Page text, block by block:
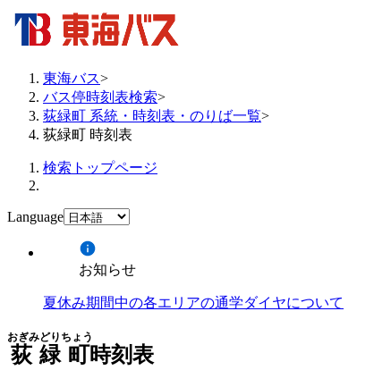
東海バス>
バス停時刻表検索>
荻緑町 系統・時刻表・のりば一覧>
荻緑町 時刻表
検索トップページ
Language
お知らせ
夏休み期間中の各エリアの通学ダイヤについて
荻緑町
おぎみどりちょう
時刻表